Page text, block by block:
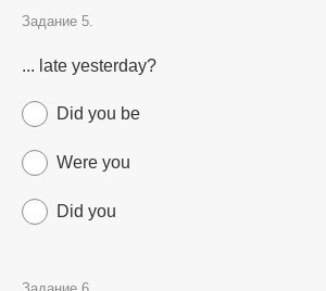
Задание 5.
... late yesterday?
Did you be
Were you
Did you